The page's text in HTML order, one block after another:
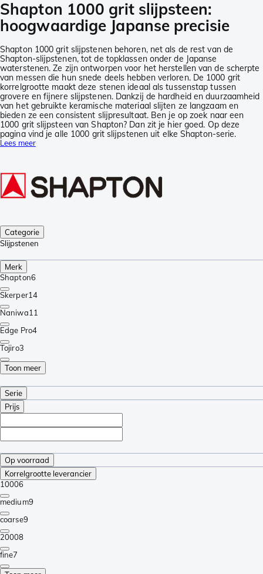
Shapton 1000 grit slijpsteen:
hoogwaardige Japanse precisie
Shapton 1000 grit slijpstenen behoren, net als de rest van de
Shapton-slijpstenen, tot de topklassen onder de Japanse
waterstenen. Ze zijn ontworpen voor het herstellen van de scherpte
van messen die hun snede deels hebben verloren. De 1000 grit
korrelgrootte maakt deze stenen ideaal als tussenstap tussen
grovere en fijnere slijpstenen. Dankzij de hardheid en duurzaamheid
van het gebruikte keramische materiaal slijten ze langzaam en
bieden ze een consistent slijpresultaat. Ben je op zoek naar een
1000 grit slijpsteen van Shapton? Dan zit je hier goed. Op deze
pagina vind je alle 1000 grit slijpstenen uit elke Shapton-serie.
Lees meer
Categorie
Slijpstenen
Merk
Shapton6
Skerper14
Naniwa11
Edge Pro4
Tojiro3
Toon meer
Serie
Prijs
Op voorraad
Korrelgrootte leverancier
10006
medium9
coarse9
20008
fine7